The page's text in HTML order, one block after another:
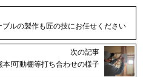
ブルの製作も匠の技にお任せください
次の記事
!可動棚等打ち合わせの様子